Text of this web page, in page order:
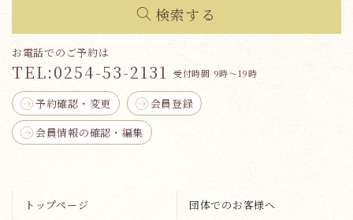
検索する
予約確認・変更
会員登録
会員情報の確認・編集
お電話でのご予約は
TEL:0254-53-2131 受付時間 9時～19時
トップページ
団体でのお客様へ